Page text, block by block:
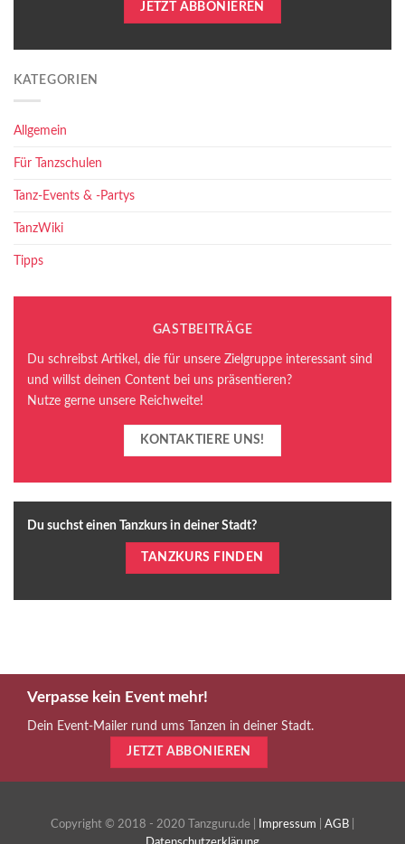
JETZT ABBONIEREN
KATEGORIEN
Allgemein
Für Tanzschulen
Tanz-Events & -Partys
TanzWiki
Tipps
GASTBEITRÄGE
Du schreibst Artikel, die für unsere Zielgruppe interessant sind
und willst deinen Content bei uns präsentieren?
Nutze gerne unsere Reichweite!
KONTAKTIERE UNS!
Du suchst einen Tanzkurs in deiner Stadt?
TANZKURS FINDEN
Verpasse kein Event mehr!
Dein Event-Mailer rund ums Tanzen in deiner Stadt.
JETZT ABBONIEREN
Copyright © 2018 - 2020 Tanzguru.de | Impressum AGB